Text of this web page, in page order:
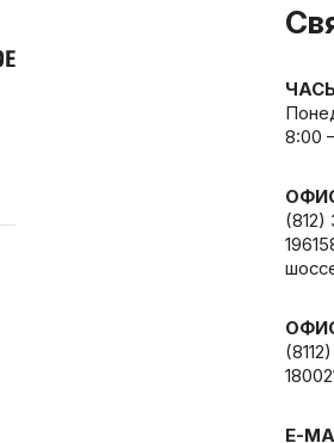
8:00
(812)
E-